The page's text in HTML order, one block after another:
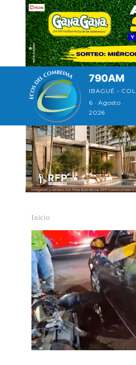
Pasar al contenido principal
790AM
IBAGUÉ - COL
6 · Agosto ·
2026
Inicio
Contenido multimedia principal